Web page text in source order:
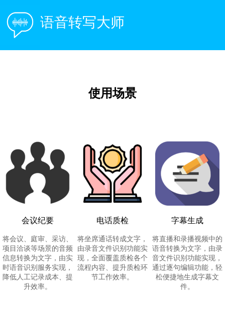
语音转写大师
使用场景
会议纪要
将会议、庭审、采访、
项目洽谈等场景的音频
信息转换为文字，由实
时语音识别服务实现，
降低人工记录成本、提
升效率。
电话质检
将坐席通话转成文字，
由录音文件识别功能实
现，全面覆盖质检各个
流程内容、提升质检环
节工作效率。
字幕生成
将直播和录播视频中的
语音转换为文字，由录
音文件识别功能实现，
通过逐句编辑功能，轻
松便捷地生成字幕文
件。